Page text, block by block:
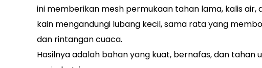
ini memberikan mesh permukaan tahan lama, kalis
kain mengandungi lubang kecil, sama rata yang
dan rintangan cuaca.
Hasilnya adalah bahan yang kuat, bernafas, dan tahan